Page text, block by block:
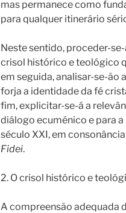
mas permanece como
para qualquer itinerário
Neste sentido, proceder-
crisol histórico e teológico
em seguida, analisar-se-ão
forja a identidade da fé
fim, explicitar-se-á a
diálogo ecuménico e para
século XXI, em
Fidei.
2. O crisol histórico e
A compreensão adequada